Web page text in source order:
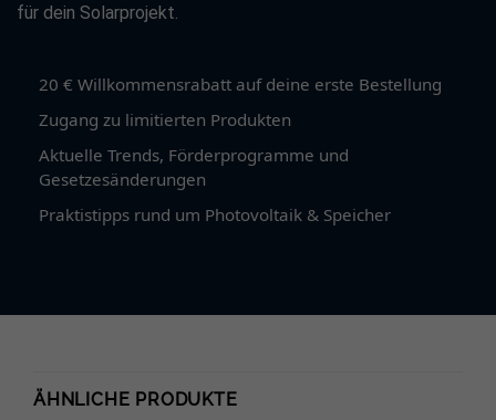
für dein Solarprojekt.
20 € Willkommensrabatt auf deine erste Bestellung
Zugang zu limitierten Produkten
Aktuelle Trends, Förderprogramme und
Gesetzesänderungen
Praktistipps rund um Photovoltaik & Speicher
ÄHNLICHE PRODUKTE